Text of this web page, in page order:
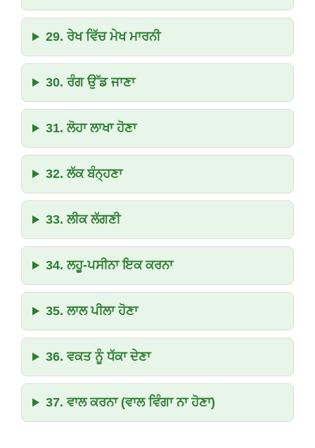
29. ਰੇਖ ਵਿੱਚ ਮੇਖ ਮਾਰਨੀ
30. ਰੰਗ ਉੱਡ ਜਾਣਾ
31. ਲੋਹਾ ਲਾਖਾ ਹੋਣਾ
32. ਲੱਕ ਬੰਨ੍ਹਣਾ
33. ਲੀਕ ਲੱਗਣੀ
34. ਲਹੂ-ਪਸੀਨਾ ਇਕ ਕਰਨਾ
35. ਲਾਲ ਪੀਲਾ ਹੋਣਾ
36. ਵਕਤ ਨੂੰ ਧੱਕਾ ਦੇਣਾ
37. ਵਾਲ ਕਰਨਾ (ਵਾਲ ਵਿੰਗਾ ਨਾ ਹੋਣਾ)